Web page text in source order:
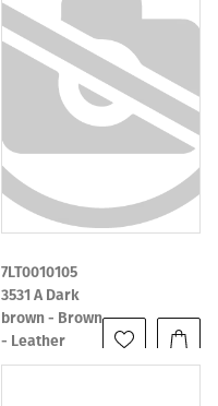
7LT0010105
3531 A Dark
brown - Brown
- Leather
nubuck